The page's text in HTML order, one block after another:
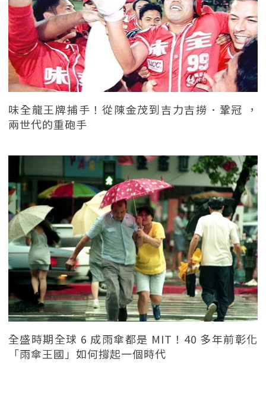
味全龍王牌捕手！從陳金茂到吉力吉撈．鞏冠 ，
兩世代的重砲手
全盛時期全球 6 成雨傘都是 MIT！40 多年前彰化
「雨傘王國」如何撐起一個時代